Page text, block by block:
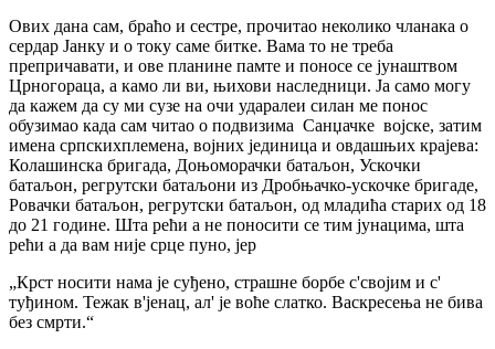
‍Ових дана сам, браћо и сестре, прочитао неколико чланака о
сердар Јанку и о току саме битке. Вама то не треба
препричавати, и ове планине памте и поносе се јунаштвом
Црногораца, а камо ли ви, њихови наследници. Ја само могу
да кажем да су ми сузе на очи ударалеи силан ме понос
обузимао када сам читао о подвизима Санџачке војске, затим
имена српскихплемена, војних јединица и овдашњих крајева:
Колашинска бригада, Доњоморачки батаљон, Ускочки
батаљон, регрутски батаљони из Дробњачко-ускочке бригаде,
Ровачки батаљон, регрутски батаљон, од младића старих од 18
до 21 године. Шта рећи а не поносити се тим јунацима, шта
рећи а да вам није срце пуно, јер
‍„Крст носити нама је суђено, страшне борбе с'својим и с'
туђином. Тежак в'јенац, ал' је воће слатко. Васкресења не бива
без смрти.“